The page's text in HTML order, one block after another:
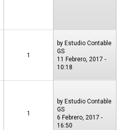
1
by Estudio Contable
GS
11 Febrero, 2017 -
10:18
1
by Estudio Contable
GS
6 Febrero, 2017 -
16:50